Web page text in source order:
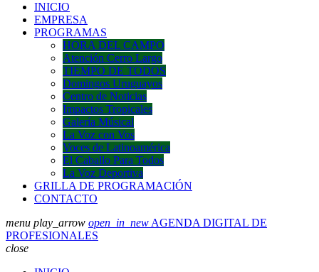
INICIO
EMPRESA
PROGRAMAS
HORA DEL CAMPO
Atención Cerro Largo
TIEMPO DE TODOS
Domingos Uruguayos
Centro de Noticias
Impactos Tropicales
Galería Músical
La Voz con Vos
Voces de Latinoamérica
El Caballo Para Todos
La Voz Deportiva
GRILLA DE PROGRAMACIÓN
CONTACTO
menu play_arrow open_in_new AGENDA DIGITAL DE
PROFESIONALES
close